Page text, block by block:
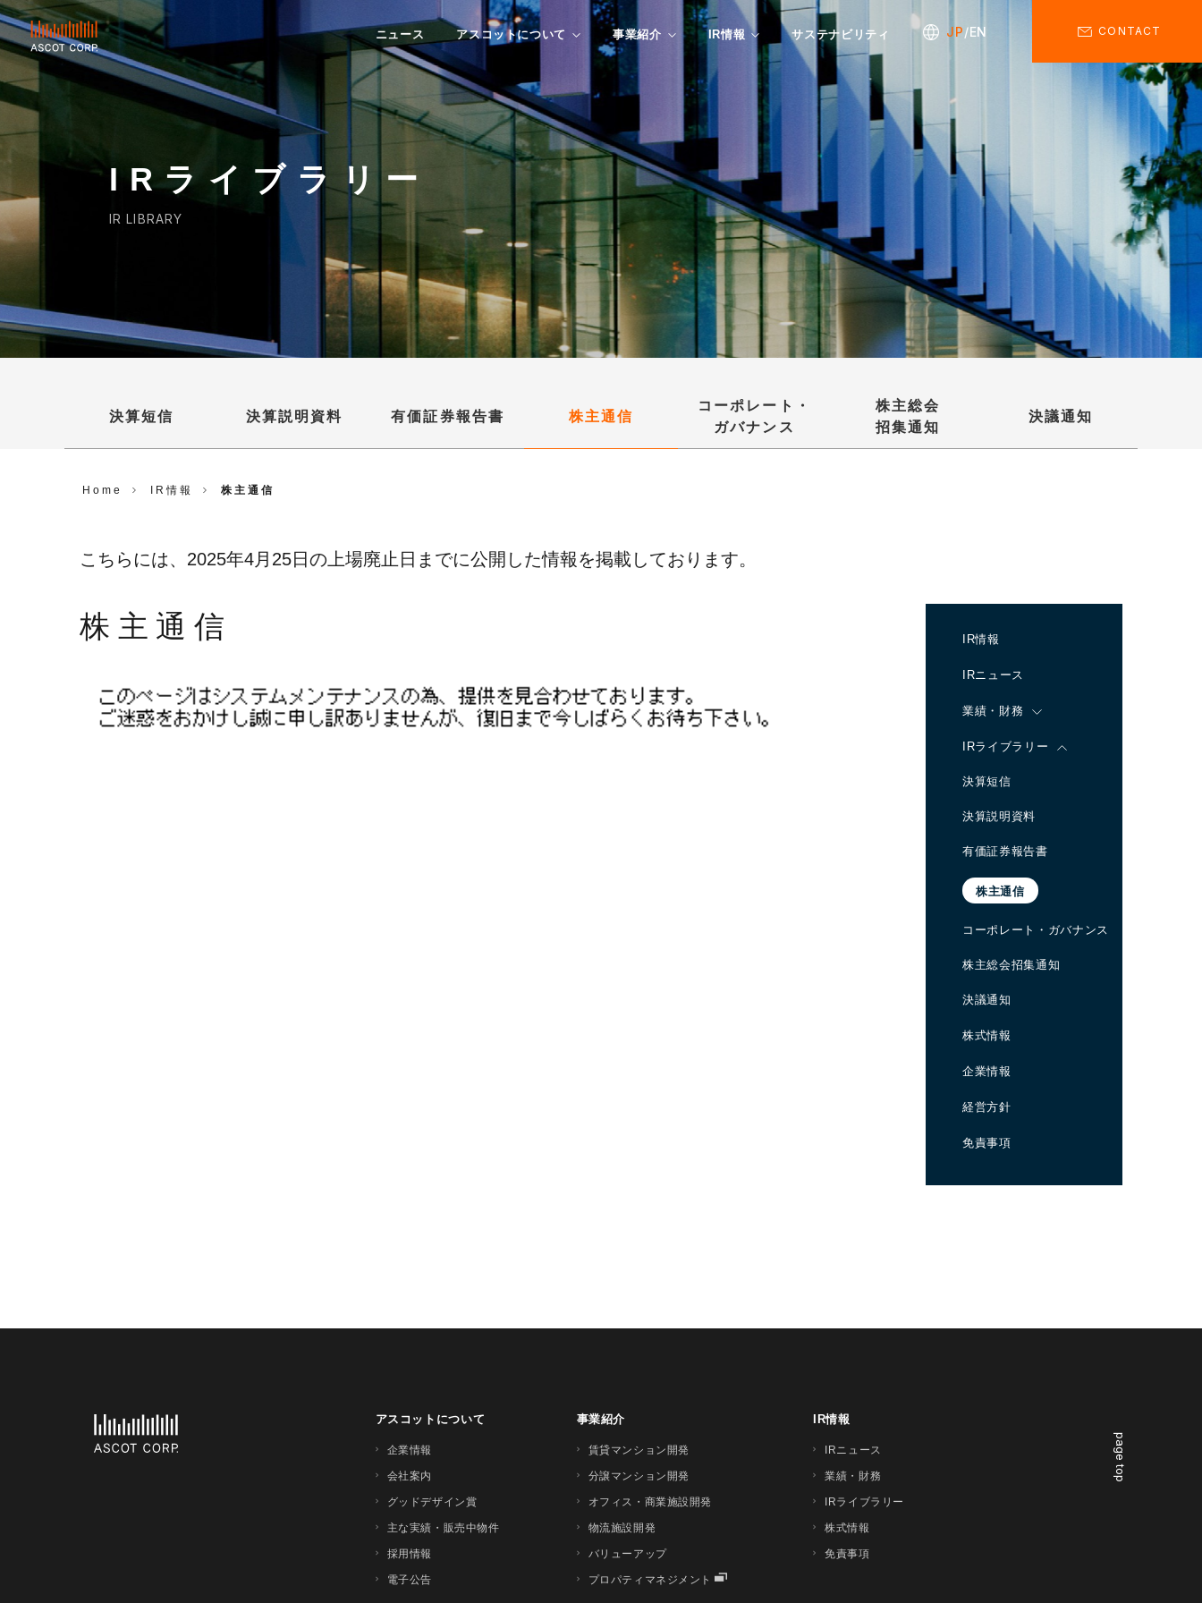
ASCOT
CORP.
ニュース アスコットについて 事業紹介 IR情報 サステナビリティ EN
JP CONTACT
IRライブラリー
IR LIBRARY
決算短信 決算説明資料 有価証券報告書 株主通信
コーポレート・
ガバナンス
株主総会
招集通知
決議通知
Home IR情報 株主通信
こちらには、2025年4月25日の上場廃止日までに公開した情報を掲載しております。
株主通信 IR情報
IRニュース
業績・財務
IRライブラリー
決算短信
決算説明資料
有価証券報告書
株主通信
コーポレート・ガバナンス
株主総会招集通知
決議通知
株式情報
企業情報
経営方針
免責事項
page top
アスコットについて
企業情報
会社案内
グッドデザイン賞
主な実績・販売中物件
採用情報
電子公告
事業紹介
賃貸マンション開発
分譲マンション開発
オフィス・商業施設開発
物流施設開発
バリューアップ
プロパティマネジメント
IR情報
IRニュース
業績・財務
IRライブラリー
株式情報
免責事項